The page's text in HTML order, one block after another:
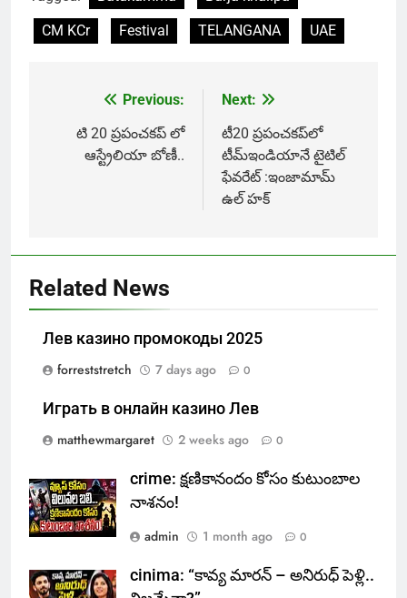
CM KCr
Festival TELANGANA UAE
navigation
Previous:
టి 20 ప్రపంచకప్ లో
ఆస్ట్రేలియా బోణీ..
Next:
టీ20 ప్రపంచకప్‌లో
టీమ్‌ఇండియానే టైటిల్‌
ఫేవరేట్‌ :ఇంజామామ్‌
ఉల్‌ హక్‌
Related News
Лев казино промокоды 2025
forreststretch
7 days ago 0
Играть в онлайн казино Лев
matthewmargaret
2 weeks ago 0
crime: క్షణికానందం కోసం కుటుంబాల
నాశనం!
admin
1 month ago 0
cinima: “కావ్య మారన్ – అనిరుధ్ పెళ్లి..